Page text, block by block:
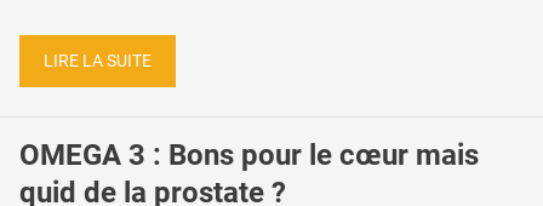
LIRE LA SUITE
OMEGA 3 : Bons pour le cœur mais
quid de la prostate ?